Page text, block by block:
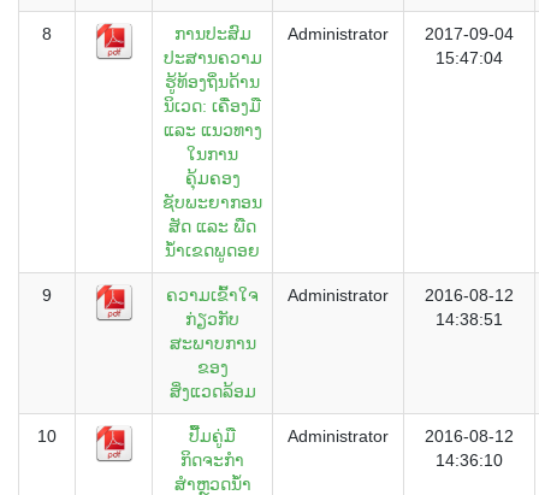
8
ການປະສົມ
ປະສານຄວາມ
ຮູ້ທ້ອງຖິ່ນດ້ານ
ນິເວດ: ເຄື່ອງມື
ແລະ ແນວທາງ
ໃນການ
ຄຸ້ມຄອງ
ຊັບພະຍາກອນ
ສັດ ແລະ ພືດ
ນ້ຳເຂດພູດອຍ
Administrator
2017-09-04
15:47:04
9
ຄວາມເຂົ້າໃຈ
ກ່ຽວກັບ
ສະພາບການ
ຂອງ
ສິ່ງແວດລ້ອມ
Administrator
2016-08-12
14:38:51
10
ປື້ມຄູ່ມື
ກິດຈະກຳ
ສຳຫຼວດນ້ຳ
Administrator
2016-08-12
14:36:10